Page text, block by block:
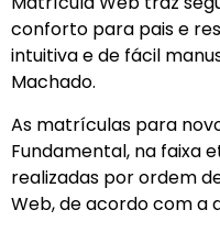
conforto para pais e
intuitiva e de fácil
Machado.
As matrículas para
Fundamental, na faixa
realizadas por ordem
Web, de acordo com a